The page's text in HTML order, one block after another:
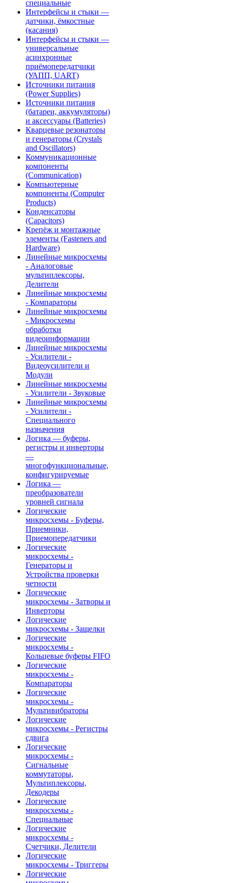
специальные
Интерфейсы и стыки —
датчики, ёмкостные
(касания)
Интерфейсы и стыки —
универсальные
асинхронные
приёмопередатчики
(УАПП, UART)
Источники питания
(Power Supplies)
Источники питания
(батареи, аккумуляторы)
и аксессуары (Batteries)
Кварцевые резонаторы
и генераторы (Crystals
and Oscillators)
Коммуникационные
компоненты
(Communication)
Компьютерные
компоненты (Computer
Products)
Конденсаторы
(Capacitors)
Крепёж и монтажные
элементы (Fasteners and
Hardware)
Линейные микросхемы
- Аналоговые
мультиплексоры,
Делители
Линейные микросхемы
- Компараторы
Линейные микросхемы
- Микросхемы
обработки
видеоинформации
Линейные микросхемы
- Усилители -
Видеоусилители и
Модули
Линейные микросхемы
- Усилители - Звуковые
Линейные микросхемы
- Усилители -
Специального
назначения
Логика — буферы,
регистры и инверторы
—
многофункциональные,
конфигурируемые
Логика —
преобразователи
уровней сигнала
Логические
микросхемы - Буферы,
Приемники,
Приемопередатчики
Логические
микросхемы -
Генераторы и
Устройства проверки
четности
Логические
микросхемы - Затворы и
Инверторы
Логические
микросхемы - Защелки
Логические
микросхемы -
Кольцевые буферы FIFO
Логические
микросхемы -
Компараторы
Логические
микросхемы -
Мультивибраторы
Логические
микросхемы - Регистры
сдвига
Логические
микросхемы -
Сигнальные
коммутаторы,
Мультиплексоры,
Декодеры
Логические
микросхемы -
Специальные
Логические
микросхемы -
Счетчики, Делители
Логические
микросхемы - Триггеры
Логические